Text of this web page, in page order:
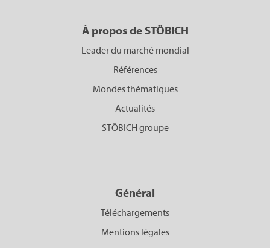
À propos de STÖBICH
Leader du marché mondial
Références
Mondes thématiques
Actualités
STÖBICH groupe
Général
Téléchargements
Mentions légales